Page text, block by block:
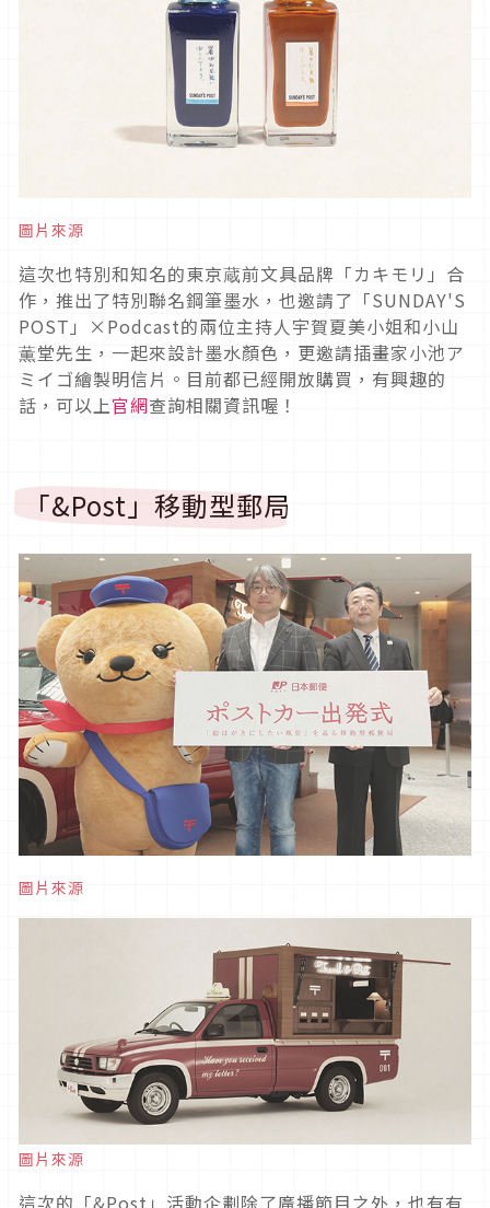
圖片來源
這次也特別和知名的東京蔵前文具品牌「カキモリ」合
作，推出了特別聯名鋼筆墨水，也邀請了「SUNDAY'S
POST」×Podcast的兩位主持人宇賀夏美小姐和小山
薫堂先生，一起來設計墨水顏色，更邀請插畫家小池ア
ミイゴ繪製明信片。目前都已經開放購買，有興趣的
話，可以上官網查詢相關資訊喔！
「&Post」移動型郵局
圖片來源
圖片來源
這次的「&Post」活動企劃除了廣播節目之外，也有有